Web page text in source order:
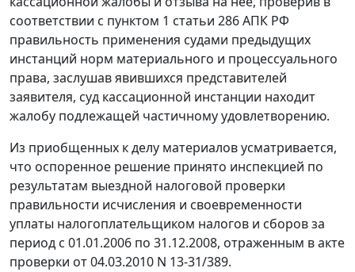
соответствии с пунктом 1 статьи 286АПК РФ
правильность применения судами предыдущих
инстанций норм материального и процессуального
права, заслушав явившихся представителей
заявителя, суд кассационной инстанции находит
жалобу подлежащей частичному удовлетворению.
Из приобщенных к делу материалов усматривается,
что оспоренное решение принято инспекцией по
результатам выездной налоговой проверки
правильности исчисления и своевременности
уплаты налогоплательщиком налогов и сборов за
период с 01.01.2006 по 31.12.2008, отраженным в акте
проверки от 04.03.2010 N 13-31/389.